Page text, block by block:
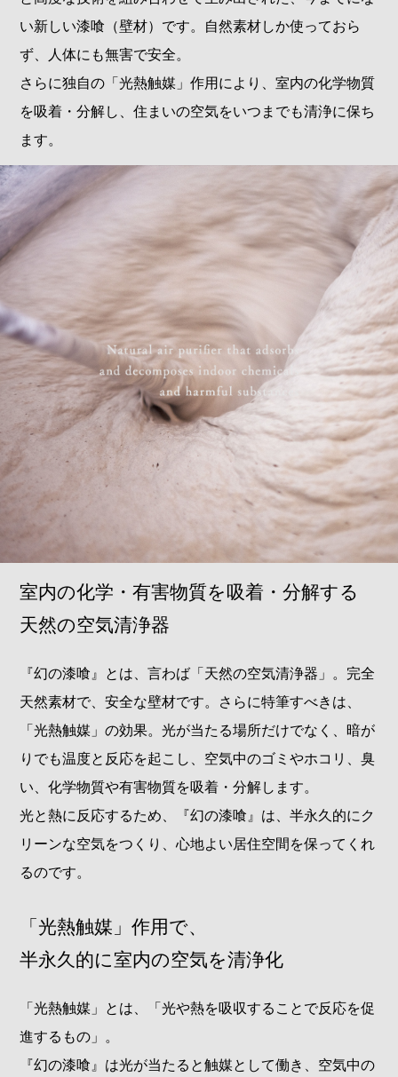
い新しい漆喰（壁材）です。自然素材しか使っておら
ず、人体にも無害で安全。
さらに独自の「光熱触媒」作用により、室内の化学物質
を吸着・分解し、住まいの空気をいつまでも清浄に保ち
ます。
室内の化学・有害物質を吸着・分解する
天然の空気清浄器
『幻の漆喰』とは、言わば「天然の空気清浄器」。完全
天然素材で、安全な壁材です。さらに特筆すべきは、
「光熱触媒」の効果。光が当たる場所だけでなく、暗が
りでも温度と反応を起こし、空気中のゴミやホコリ、臭
い、化学物質や有害物質を吸着・分解します。
光と熱に反応するため、『幻の漆喰』は、半永久的にク
リーンな空気をつくり、心地よい居住空間を保ってくれ
るのです。
「光熱触媒」作用で、
半永久的に室内の空気を清浄化
「光熱触媒」とは、「光や熱を吸収することで反応を促
進するもの」。
『幻の漆喰』は光が当たると触媒として働き、空気中の